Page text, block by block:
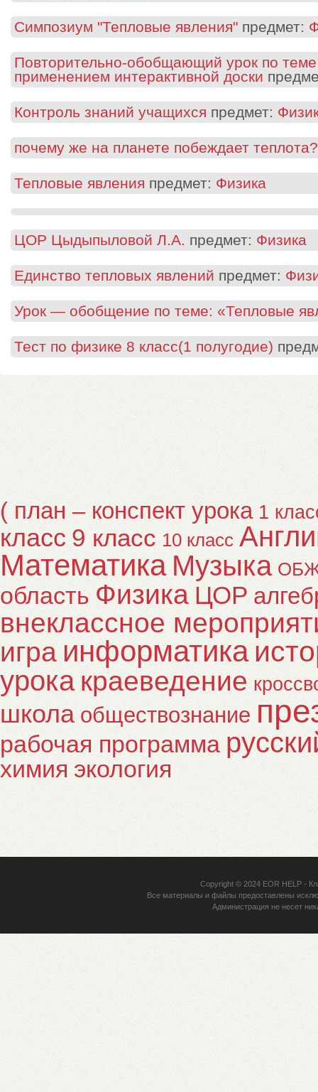
Симпозиум "Тепловые явления" предмет:
Повторительно-обобщающий урок по
применением интерактивной доски
Контроль знаний учащихся предмет:
почему же на планете побеждает теплота?
Тепловые явления предмет: Физика
ЦОР Цыдыпыловой Л.А. предмет: Физика
Единство тепловых явлений предмет:
Урок — обобщение по теме: «Тепловые
Тест по физике 8 класс(1 полугодие)
( план – конспект урока 1
класс 9 класс 10 класс
Математика Музыка
область Физика ЦОР
внеклассное
игра информатика
урока краеведение
школа обществознание
рабочая программа
химия экология
Copyright © 2024 EOR HELP-
Все материалы и файлы предоставлены
Администрация не несет